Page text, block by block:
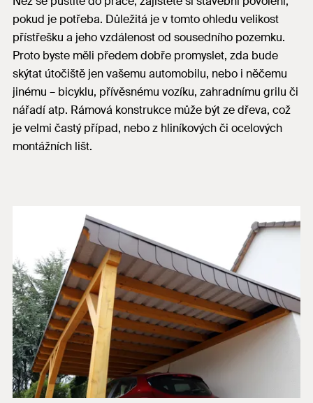
pokud je potřeba. Důležitá je v tomto ohledu velikost
přístřešku a jeho vzdálenost od sousedního pozemku.
Proto byste měli předem dobře promyslet, zda bude
skýtat útočiště jen vašemu automobilu, nebo i něčemu
jinému – bicyklu, přívěsnému vozíku, zahradnímu grilu či
nářadí atp. Rámová konstrukce může být ze dřeva, což
je velmi častý případ, nebo z hliníkových či ocelových
montážních lišt.